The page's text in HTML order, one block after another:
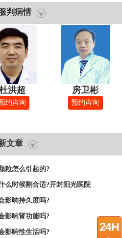
判病情
洪超
约咨询
房卫彬
预约咨询
文章
粒怎么引起的?
么时候割合适?开封阳光医院
影响持久度吗?
影响肾功能吗?
影响性生活吗?